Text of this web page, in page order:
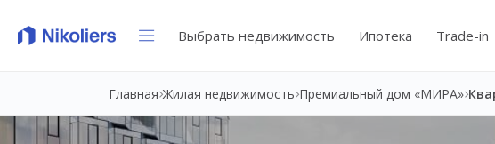
Выбрать недвижимость Ипотека Trade-in
Главная Жилая недвижимость Премиальный дом «МИРА»